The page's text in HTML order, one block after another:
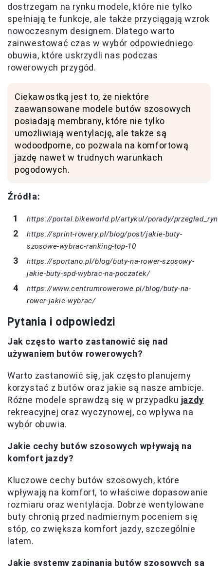
dostrzegam na rynku modele, które nie tylko
spełniają te funkcje, ale także przyciągają wzrok
nowoczesnym designem. Dlatego warto
zainwestować czas w wybór odpowiedniego
obuwia, które uskrzydli nas podczas
rowerowych przygód.
Ciekawostką jest to, że niektóre
zaawansowane modele butów szosowych
posiadają membrany, które nie tylko
umożliwiają wentylację, ale także są
wodoodporne, co pozwala na komfortową
jazdę nawet w trudnych warunkach
pogodowych.
Źródła:
https://portal.bikeworld.pl/artykul/porady/
https://sprint-rowery.pl/blog/post/jakie-buty-
szosowe-wybrac-ranking-top-10
https://sportano.pl/blog/buty-na-rower-szosowy-
jakie-buty-spd-wybrac-na-poczatek/
https://www.centrumrowerowe.pl/blog/buty-na-
rower-jakie-wybrac/
Pytania i odpowiedzi
Jak często warto zastanowić się nad
używaniem butów rowerowych?
Warto zastanowić się, jak często planujemy
korzystać z butów oraz jakie są nasze ambicje.
Różne modele sprawdzą się w przypadku jazdy
rekreacyjnej oraz wyczynowej, co wpływa na
wybór obuwia.
Jakie cechy butów szosowych wpływają na
komfort jazdy?
Kluczowe cechy butów szosowych, które
wpływają na komfort, to właściwe dopasowanie
rozmiaru oraz wentylacja. Dobrze wentylowane
buty chronią przed nadmiernym poceniem się
stóp, co zwiększa komfort jazdy, szczególnie
latem.
Jakie systemy zapinania butów szosowych są